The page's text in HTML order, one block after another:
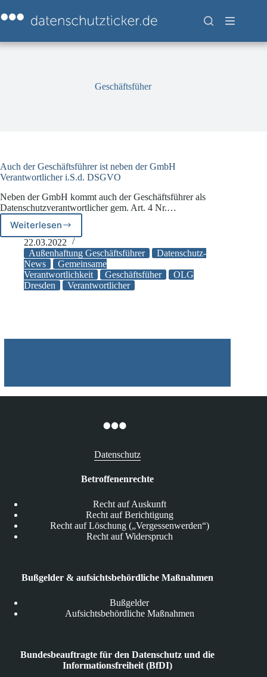
Inhalt
springen
Geschäftsfüher
Auch der Geschäftsführer ist neben der GmbH
Verantwortlicher i.S.d. DSGVO
Neben der GmbH kommt auch der Geschäftsführer als
Datenschutzverantwortlicher gem. Art. 4 Nr.…
Weiterlesen
Auch
der
Geschäftsführer
ist
neben
der
22.03.2022
Außenhaftung Geschäftsführer
Datenschutz-
News
Gemeinsame
Verantwortlichkeit
Geschäftsfüher
OLG
Dresden
Verantwortlicher
Datenschutz
Betroffenenrechte
Recht auf Auskunft
Recht auf Berichtigung
Recht auf Löschung („Vergessenwerden“)
Recht auf Widerspruch
Bußgelder & aufsichtsbehördliche Maßnahmen
Bußgelder
Aufsichtsbehördliche Maßnahmen
Bundesbeauftragte für den Datenschutz und die
Informationsfreiheit (BfDI)